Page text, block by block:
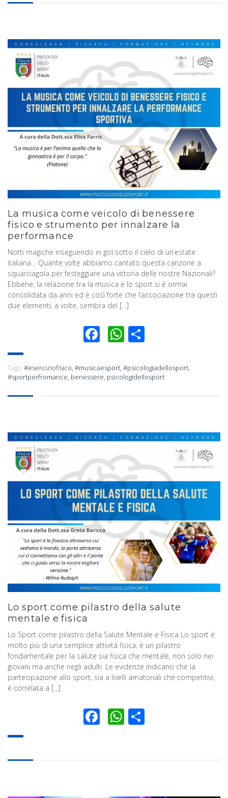
La musica come veicolo di benessere
fisico e strumento per innalzare la
performance
Notti magiche inseguendo in gol sotto il cielo di un’estate
italiana… Quante volte abbiamo cantato questa canzone a
squarciagola per festeggiare una vittoria delle nostre Nazionali?
Ebbene, la relazione tra la musica e lo sport si è ormai
consolidata da anni ed è così forte che l’associazione tra questi
due elementi, a volte, sembra del […]
Facebook
WhatsApp
Tags: #eserciziofisico, #musicaesport, #psicologiadellosport,
#sportperfromance, benessere, psicologidellosport
Lo sport come pilastro della salute
mentale e fisica
Lo Sport come pilastro della Salute Mentale e Fisica Lo sport è
molto più di una semplice attività fisica; è un pilastro
fondamentale per la salute sia fisica che mentale, non solo nei
giovani ma anche negli adulti. Le evidenze indicano che la
partecipazione allo sport, sia a livelli amatoriali che competitivi,
è correlata a […]
Facebook
WhatsApp